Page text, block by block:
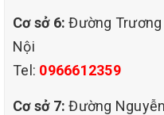
Cơ sở 6: Đường Trương
Nội
Tel: 0966612359
Cơ sở 7:Đường